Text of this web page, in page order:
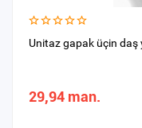
Unitaz gapak üçin daş
29,94 man.